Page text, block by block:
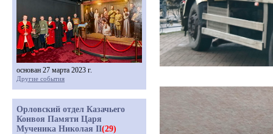
основан 27 марта 2023 г.
Другие события
Орловский отдел Казачьего
Конвоя Памяти Царя
Мученика Николая II(29)